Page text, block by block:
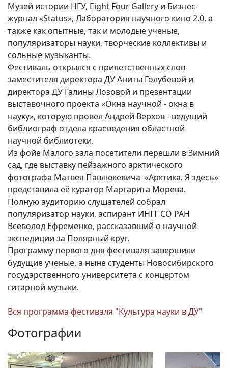
Музей истории НГУ, Eight Four Gallery и Бизнес-
журнал «Status», Лаборатория научного кино 2.0, а
также как опытные, так и молодые ученые,
популяризаторы науки, творческие коллективы и
сольные музыканты.
Фестиваль открылся с приветственных слов
заместителя директора ДУ Аниты Голубевой и
директора ДУ Галины Лозовой и презентации
выставочного проекта «Окна научной - окна в
науку», которую провел Андрей Верхов - ведущий
библиограф отдела краеведения областной
научной библиотеки.
Из фойе Малого зала посетители перешли в Зимний
сад, где выставку пейзажного арктического
фотографа Матвея Павлюкевича «Арктика. Я здесь»
представила её куратор Маргарита Морева.
Полную аудиторию слушателей собрал
популяризатор науки, аспирант ИНГГ СО РАН
Всеволод Ефременко, рассказавший о научной
экспедиции за Полярный круг.
Программу первого дня фестиваля завершили
будущие ученые, а ныне студенты Новосибирского
государственного университета с концертом
гитарной музыки.
Вся программа фестиваля "Культура науки в ДУ"
Фотографии